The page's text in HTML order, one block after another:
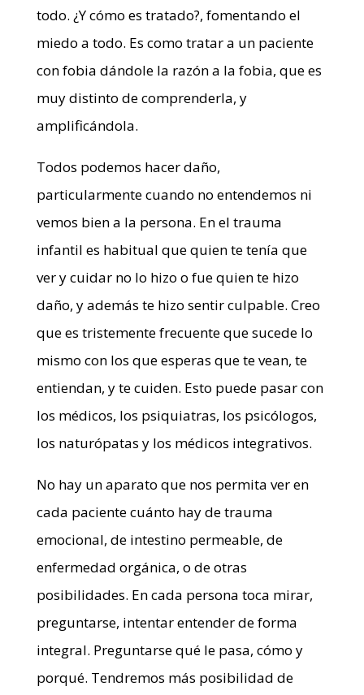
todo. ¿Y cómo es tratado?, fomentando el
miedo a todo. Es como tratar a un paciente
con fobia dándole la razón a la fobia, que es
muy distinto de comprenderla, y
amplificándola.
Todos podemos hacer daño,
particularmente cuando no entendemos ni
vemos bien a la persona. En el trauma
infantil es habitual que quien te tenía que
ver y cuidar no lo hizo o fue quien te hizo
daño, y además te hizo sentir culpable. Creo
que es tristemente frecuente que sucede lo
mismo con los que esperas que te vean, te
entiendan, y te cuiden. Esto puede pasar con
los médicos, los psiquiatras, los psicólogos,
los naturópatas y los médicos integrativos.
No hay un aparato que nos permita ver en
cada paciente cuánto hay de trauma
emocional, de intestino permeable, de
enfermedad orgánica, o de otras
posibilidades. En cada persona toca mirar,
preguntarse, intentar entender de forma
integral. Preguntarse qué le pasa, cómo y
porqué. Tendremos más posibilidad de